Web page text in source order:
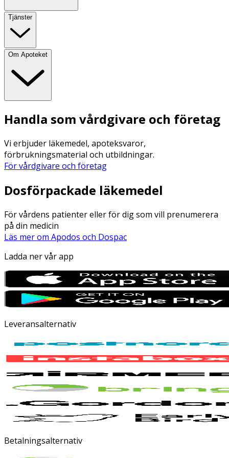
Tjänster
Om Apoteket
Handla som vårdgivare och företag
Vi erbjuder läkemedel, apoteksvaror,
förbrukningsmaterial och utbildningar.
För vårdgivare och företag
Dosförpackade läkemedel
För vårdens patienter eller för dig som vill prenumerera
på din medicin
Läs mer om Apodos och Dospac
Ladda ner vår app
Leveransalternativ
Betalningsalternativ